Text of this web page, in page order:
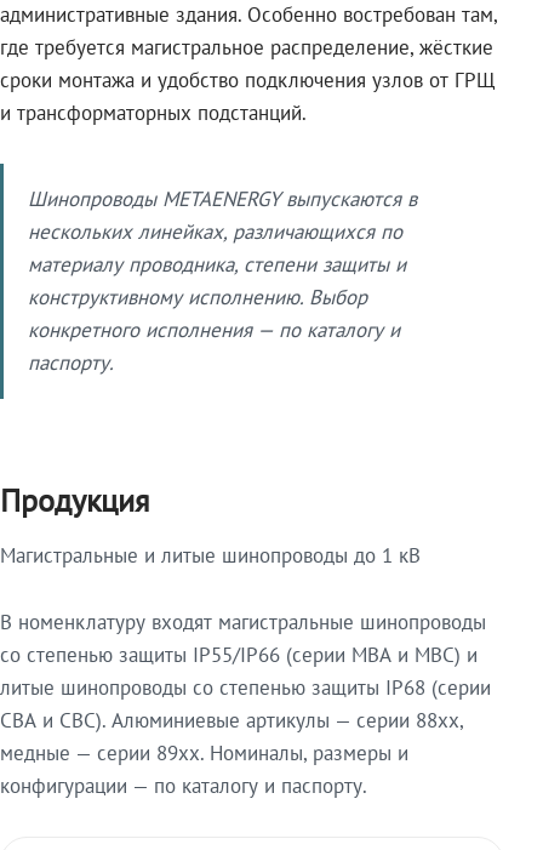
административные здания. Особенно востребован там,
где требуется магистральное распределение, жёсткие
сроки монтажа и удобство подключения узлов от ГРЩ
и трансформаторных подстанций.
Шинопроводы METAENERGY выпускаются в
нескольких линейках, различающихся по
материалу проводника, степени защиты и
конструктивному исполнению. Выбор
конкретного исполнения — по каталогу и
паспорту.
Продукция
Магистральные и литые шинопроводы до 1 кВ
В номенклатуру входят магистральные шинопроводы
со степенью защиты IP55/IP66 (серии МВА и МВС) и
литые шинопроводы со степенью защиты IP68 (серии
СВА и СВС). Алюминиевые артикулы — серии 88xx,
медные — серии 89xx. Номиналы, размеры и
конфигурации — по каталогу и паспорту.